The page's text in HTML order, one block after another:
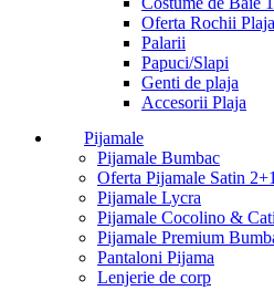
Oferta Rochii
Palarii
Papuci/Slapi
Genti de plaja
Accesorii Plaja
Pijamale
Pijamale Bumbac
Oferta Pijamale Satin
Pijamale Lycra
Pijamale Cocolino &
Pijamale Premium
Pantaloni Pijama
Lenjerie de corp